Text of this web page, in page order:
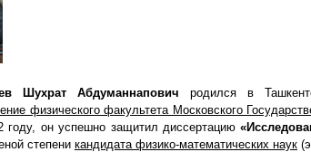
Шухрат Абдуманнапович родился в
физического факультета Московского
году, он успешно защитил диссертацию
степени кандидата физико-математических наук